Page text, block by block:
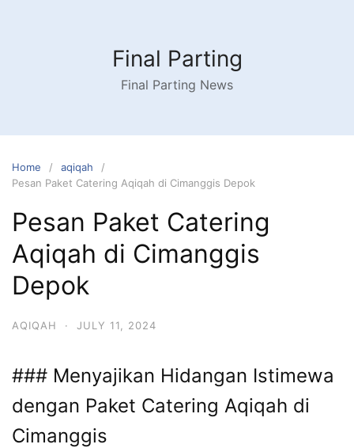
Final Parting
Final Parting News
Home
aqiqah
Pesan Paket Catering Aqiqah di Cimanggis Depok
Pesan Paket Catering
Aqiqah di Cimanggis
Depok
AQIQAH · JULY 11, 2024
### Menyajikan Hidangan Istimewa
dengan Paket Catering Aqiqah di
Cimanggis